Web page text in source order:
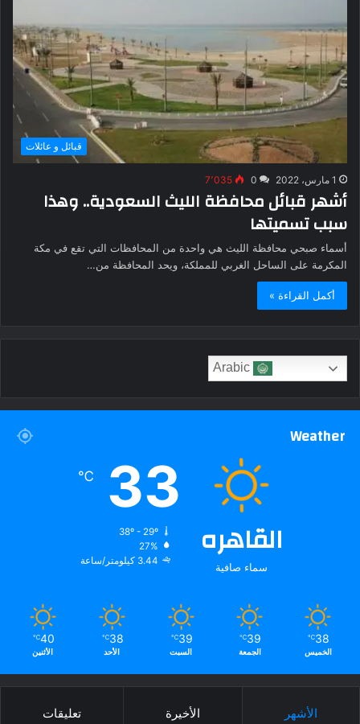
قبائل و عائلات
1 مارس، 2022 0 7٬035
أشهر قبائل محافظة الليث السعودية.. وهذا
سبب تسميتها
أسماء صبحي محافظة الليث هي واحدة من المحافظات التي تقع في مكة
المكرمة على الساحل الغربي للمملكة، ويحد المحافظة من…
أكمل القراءة »
Weather
القاهره
سماء صافية
33
℃
38º - 29º
27%
3.44 كيلومتر/ساعة
38
℃
الخميس
39
℃
الجمعة
39
℃
السبت
38
℃
الأحد
40
℃
الأثنين
الأشهر الأخيرة تعليقات